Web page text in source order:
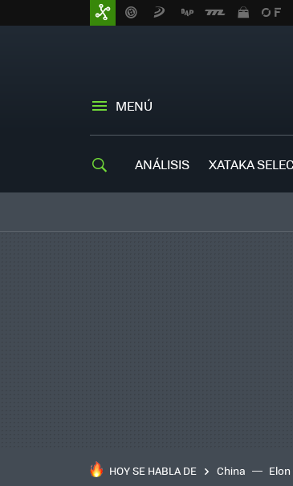
MENÚ
ANÁLISIS XATAKA
HOY SE HABLA DE China